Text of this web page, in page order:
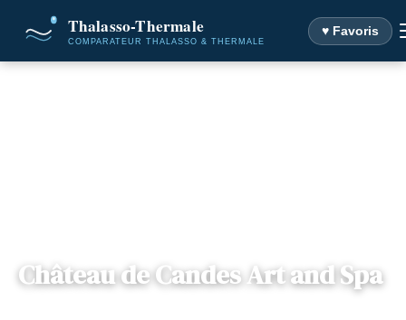
♥ Favoris
Château de Candes Art and Spa